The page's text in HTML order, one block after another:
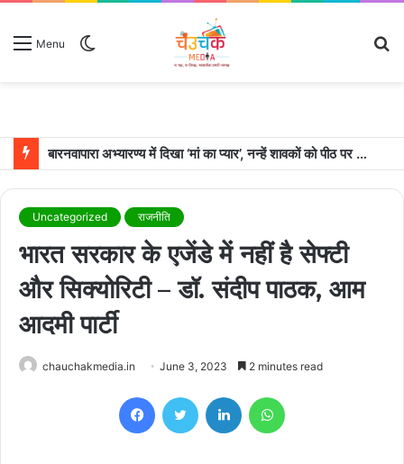
Menu
बारनवापारा अभ्यारण्य में दिखा ‘मां का प्यार’, नन्हें शावकों को पीठ पर बैठाकर घूमती दिखी मादा भालू
Uncategorized राजनीति
भारत सरकार के एजेंडे में नहीं है सेफ्टी
और सिक्योरिटी – डॉ. संदीप पाठक, आम
आदमी पार्टी
chauchakmedia.in June 3, 2023 2 minutes read
FacebookTwitter LinkedIn